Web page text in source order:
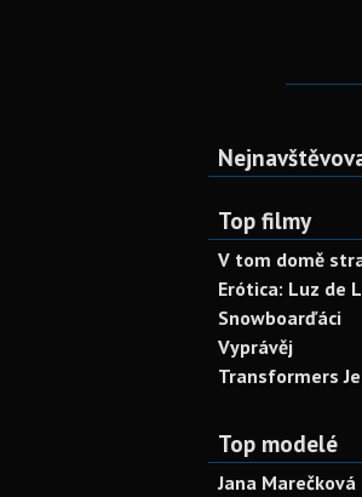
Top filmy
V tom domě
Erótica: Luz de
Snowboarďáci
Vyprávěj
Transformers
Top modelé
Jana Marečková